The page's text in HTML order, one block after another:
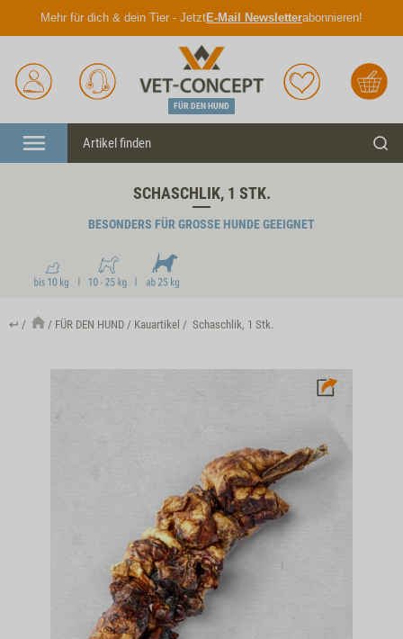
Mehr für dich & dein Tier - JetztE-Mail Newsletterabonnieren!
Anmelden
Unser
Service
FÜR DEN HUND
Merkliste Warenkorb
Menü
SCHASCHLIK, 1 STK.
BESONDERS FÜR GROSSE HUNDE GEEIGNET
↩ FÜR DEN HUND Kauartikel Schaschlik, 1 Stk.